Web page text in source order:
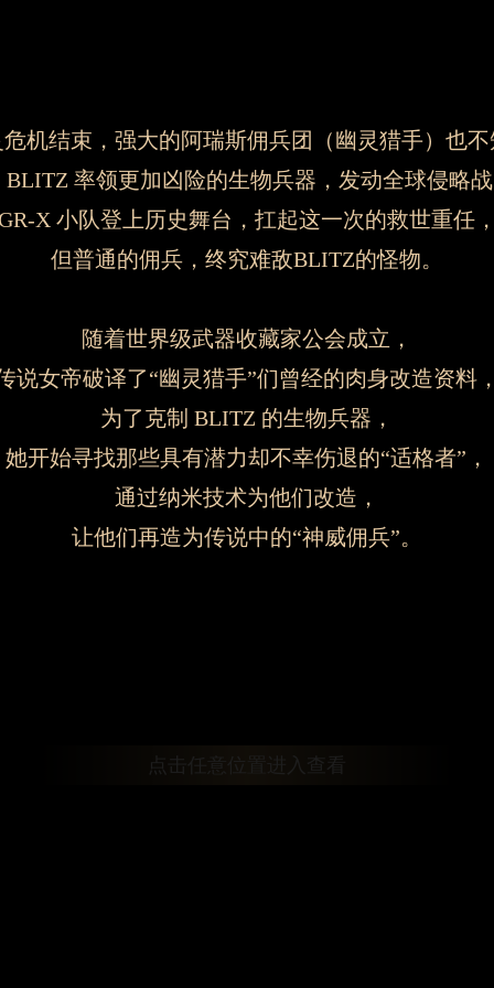
点击任意位置进入查看
机结束，强大的阿瑞斯佣兵团（幽灵猎手）也
BLITZ 率领更加凶险的生物兵器，发动全球侵略
X 小队登上历史舞台，扛起这一次的救世重任
但普通的佣兵，终究难敌BLITZ的怪物。
随着世界级武器收藏家公会成立，
说女帝破译了“幽灵猎手”们曾经的肉身改造资料
为了克制 BLITZ 的生物兵器，
她开始寻找那些具有潜力却不幸伤退的“适格者”，
通过纳米技术为他们改造，
让他们再造为传说中的“神威佣兵”。
的，这就是现代材料领
它诞生于传说号空间站
量产，也无法仿造。当
10个人，10台终端，各
定。
个人防护装置等等。